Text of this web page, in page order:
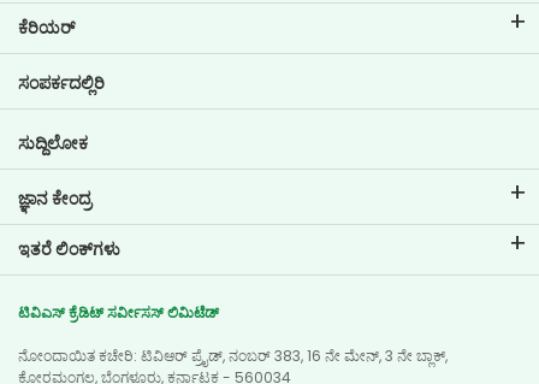
ಇಎಂಐ ಕ್ಯಾಲ್ಕುಲೇಟರ್
ಲೋನ್ ಇಎಂಐ ಕ್ಯಾಲ್ಕುಲೇಟರ್
ಕಾರ್ ಮೌಲ್ಯಮಾಪನ ಸಾಧನ
ಕೆರಿಯರ್
ಟಿವಿಎಸ್ ಕ್ರೆಡಿಟ್‌ನಲ್ಲಿ ವೃತ್ತಿ ಜೀವನ
ಪ್ರಸ್ತುತ ಖಾಲಿ ಇರುವ ಹುದ್ದೆಗಳು
ಸಂಪರ್ಕದಲ್ಲಿರಿ
ಸುದ್ದಿಲೋಕ
ಜ್ಞಾನ ಕೇಂದ್ರ
ಬ್ಲಾಗ್‌ಗಳು
ಎಫ್ಎಕ್ಯೂ ಗಳು
ಪ್ರಶಂಸಾಪತ್ರಗಳು
ವಿಡಿಯೋ ಗ್ಯಾಲರಿ
ಇತರೆ ಲಿಂಕ್‌ಗಳು
ಡೀಲರ್ ಲೊಕೇಟರ್
ಸೈಟ್ ಮ್ಯಾಪ್
ಟಿವಿಎಸ್ ಕ್ರೆಡಿಟ್ ಸರ್ವೀಸಸ್ ಲಿಮಿಟೆಡ್
ನೋಂದಾಯಿತ ಕಚೇರಿ: ಟಿವಿಆರ್ ಪ್ರೈಡ್, ನಂಬರ್ 383, 16 ನೇ ಮೇನ್, 3 ನೇ ಬ್ಲಾಕ್,
ಕೋರಮಂಗಲ, ಬೆಂಗಳೂರು, ಕರ್ನಾಟಕ - 560034